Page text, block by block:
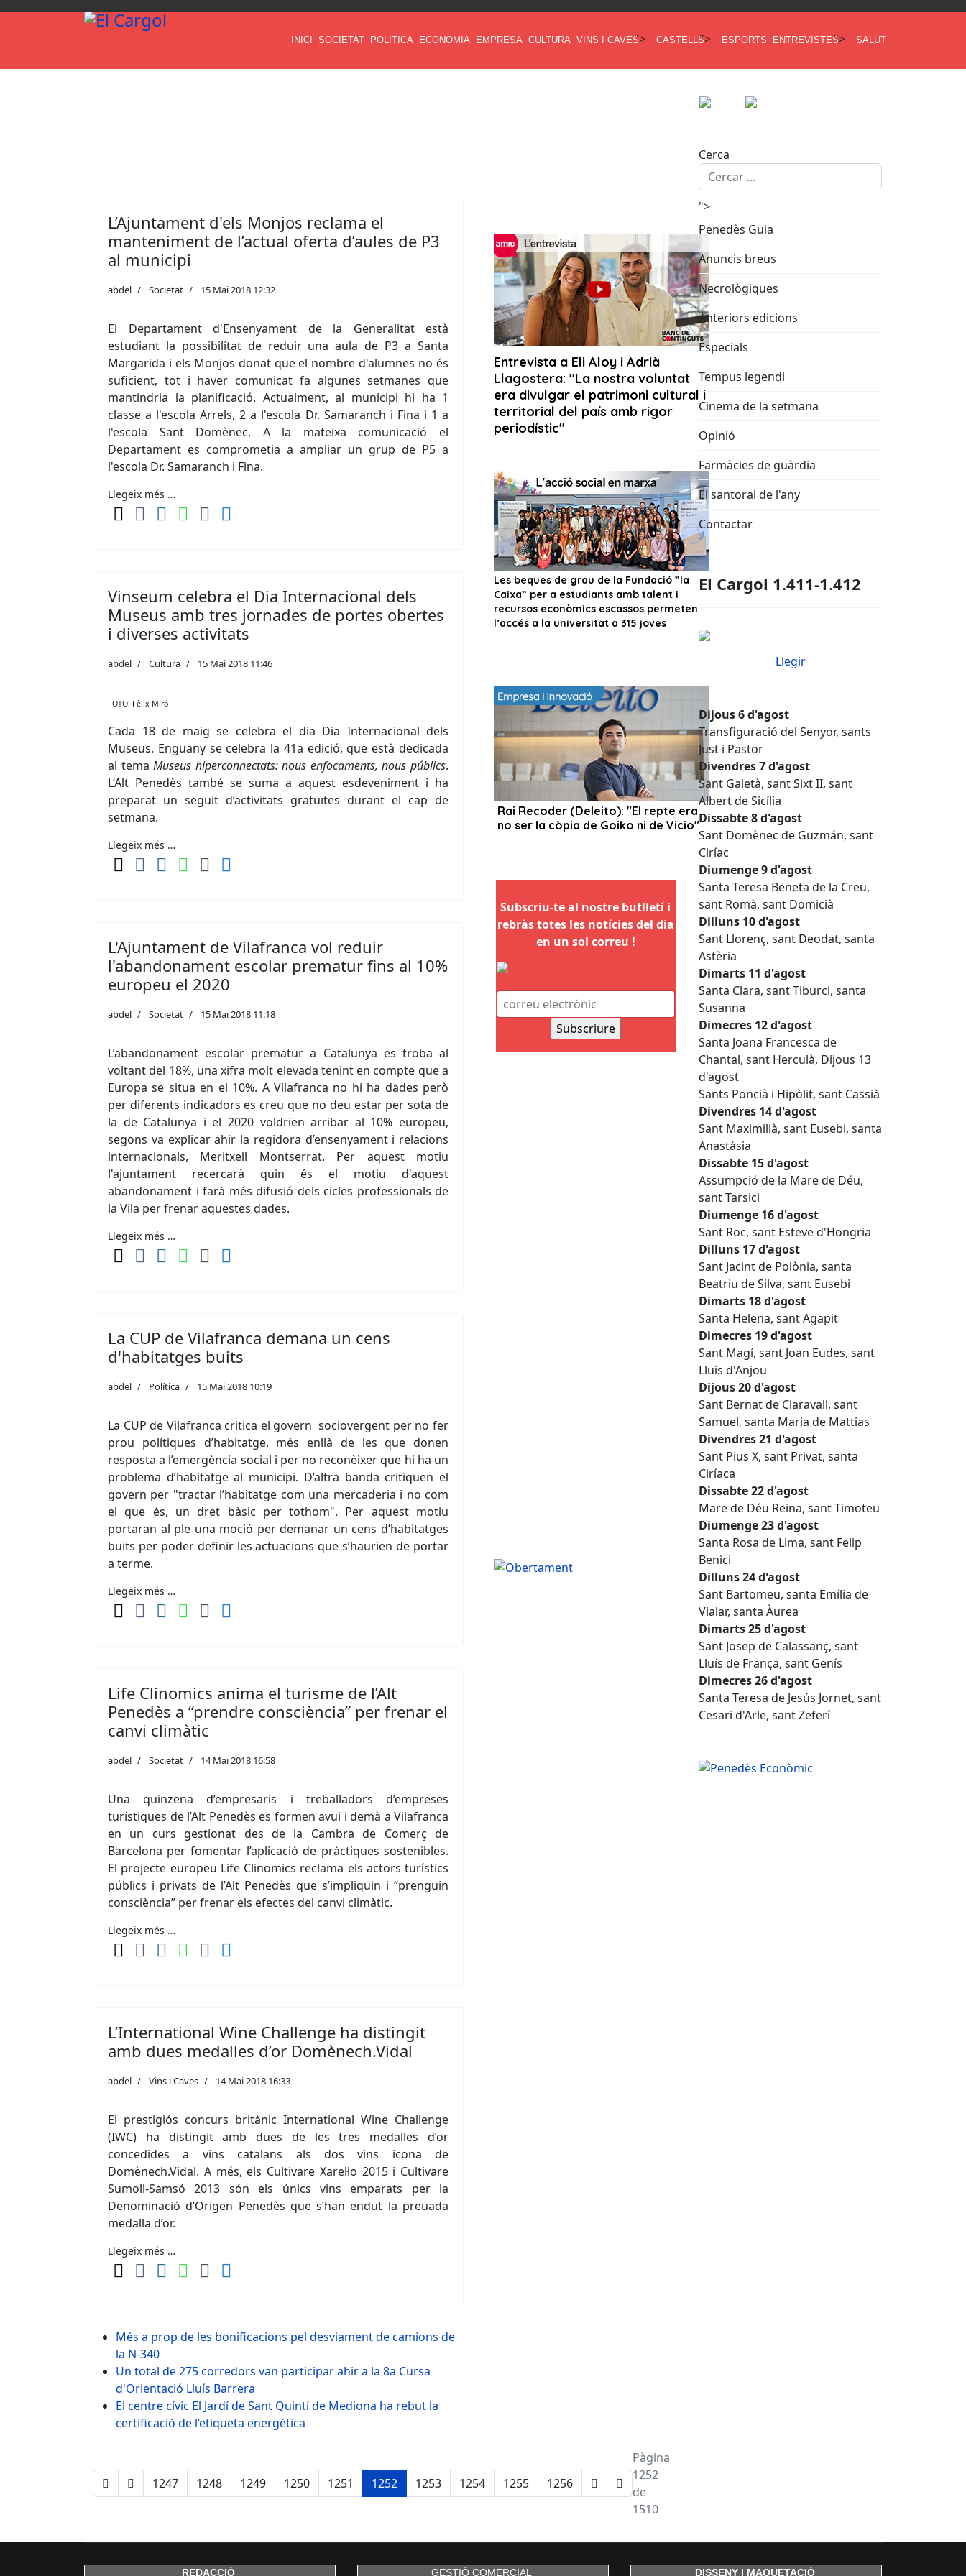
INICI SOCIETAT POLITICA ECONOMIA EMPRESA CULTURA VINS I CAVES"> CASTELLS"> ESPORTS ENTREVISTES"> SALUT
Cerca
L’Ajuntament d'els Monjos reclama el
manteniment de l’actual oferta d’aules de P3
al municipi
abdel Societat 15 Mai 2018 12:32
El Departament d'Ensenyament de la Generalitat està
estudiant la possibilitat de reduir una aula de P3 a Santa
Margarida i els Monjos donat que el nombre d'alumnes no és
suficient, tot i haver comunicat fa algunes setmanes que
mantindria la planificació. Actualment, al municipi hi ha 1
classe a l'escola Arrels, 2 a l'escola Dr. Samaranch i Fina i 1 a
l'escola Sant Domènec. A la mateixa comunicació el
Departament es comprometia a ampliar un grup de P5 a
l'escola Dr. Samaranch i Fina.
Llegeix més …
Vinseum celebra el Dia Internacional dels
Museus amb tres jornades de portes obertes
i diverses activitats
abdel Cultura 15 Mai 2018 11:46
FOTO: Fèlix Miró
Cada 18 de maig se celebra el dia Dia Internacional dels
Museus. Enguany se celebra la 41a edició, que està dedicada
al temaMuseus hiperconnectats: nous enfocaments, nous públics.
L’Alt Penedès també se suma a aquest esdeveniment i ha
preparat un seguit d’activitats gratuïtes durant el cap de
setmana.
Llegeix més …
L'Ajuntament de Vilafranca vol reduir
l'abandonament escolar prematur fins al 10%
europeu el 2020
abdel Societat 15 Mai 2018 11:18
L’abandonament escolar prematur a Catalunya es troba al
voltant del 18%, una xifra molt elevada tenint en compte que a
Europa se situa en el 10%. A Vilafranca no hi ha dades però
per diferents indicadors es creu que no deu estar per sota de
la de Catalunya i el 2020 voldrien arribar al 10% europeu,
segons va explicar ahir la regidora d’ensenyament i relacions
internacionals, Meritxell Montserrat. Per aquest motiu
l'ajuntament recercarà quin és el motiu d'aquest
abandonament i farà més difusió dels cicles professionals de
la Vila per frenar aquestes dades.
Llegeix més …
La CUP de Vilafranca demana un cens
d'habitatges buits
abdel Política 15 Mai 2018 10:19
La CUP de Vilafranca critica el govern sociovergent per no fer
prou polítiques d’habitatge, més enllà de les que donen
resposta a l’emergència social i per no reconèixer que hi ha un
problema d’habitatge al municipi. D’altra banda critiquen el
govern per "tractar l’habitatge com una mercaderia i no com
el que és, un dret bàsic per tothom". Per aquest motiu
portaran al ple una moció per demanar un cens d’habitatges
buits per poder definir les actuacions que s’haurien de portar
a terme.
Llegeix més …
Life Clinomics anima el turisme de l’Alt
Penedès a “prendre consciència” per frenar el
canvi climàtic
abdel Societat 14 Mai 2018 16:58
Una quinzena d’empresaris i treballadors d’empreses
turístiques de l’Alt Penedès es formen avui i demà a Vilafranca
en un curs gestionat des de la Cambra de Comerç de
Barcelona per fomentar l’aplicació de pràctiques sostenibles.
El projecte europeu Life Clinomics reclama els actors turístics
públics i privats de l’Alt Penedès que s’impliquin i “prenguin
consciència” per frenar els efectes del canvi climàtic.
Llegeix més …
L’International Wine Challenge ha distingit
amb dues medalles d’or Domènech.Vidal
abdel Vins i Caves 14 Mai 2018 16:33
El prestigiós concurs britànic International Wine Challenge
(IWC) ha distingit amb dues de les tres medalles d’or
concedides a vins catalans als dos vins icona de
Domènech.Vidal. A més, els Cultivare Xarel·lo 2015 i Cultivare
Sumoll-Samsó 2013 són els únics vins emparats per la
Denominació d’Origen Penedès que s’han endut la preuada
medalla d’or.
Llegeix més …
Més a prop de les bonificacions pel desviament de camions de
la N-340
Un total de 275 corredors van participar ahir a la 8a Cursa
d'Orientació Lluís Barrera
El centre cívic El Jardí de Sant Quintí de Mediona ha rebut la
certificació de l’etiqueta energètica
1247 1248 1249 1250 1251 1252 1253 1254 1255 1256
Pàgina
1252
de
1510
Subscriu-te al nostre butlletí i
rebràs totes les notícies del dia
en un sol correu !
">
Penedès Guia
Anuncis breus
Necrològiques
Anteriors edicions
Especials
Tempus legendi
Cinema de la setmana
Opinió
Farmàcies de guàrdia
El santoral de l'any
Contactar
El Cargol 1.411-1.412
Llegir
Dijous 6 d'agost
Transfiguració del Senyor, sants
Just i Pastor
Divendres 7 d'agost
Sant Gaietà, sant Sixt II, sant
Albert de Sicília
Dissabte 8 d'agost
Sant Domènec de Guzmán, sant
Ciríac
Diumenge 9 d'agost
Santa Teresa Beneta de la Creu,
sant Romà, sant Domicià
Dilluns 10 d'agost
Sant Llorenç, sant Deodat, santa
Astèria
Dimarts 11 d'agost
Santa Clara, sant Tiburci, santa
Susanna
Dimecres 12 d'agost
Santa Joana Francesca de
Chantal, sant Herculà, Dijous 13
d'agost
Sants Poncià i Hipòlit, sant Cassià
Divendres 14 d'agost
Sant Maximilià, sant Eusebi, santa
Anastàsia
Dissabte 15 d'agost
Assumpció de la Mare de Déu,
sant Tarsici
Diumenge 16 d'agost
Sant Roc, sant Esteve d'Hongria
Dilluns 17 d'agost
Sant Jacint de Polònia, santa
Beatriu de Silva, sant Eusebi
Dimarts 18 d'agost
Santa Helena, sant Agapit
Dimecres 19 d'agost
Sant Magí, sant Joan Eudes, sant
Lluís d'Anjou
Dijous 20 d'agost
Sant Bernat de Claravall, sant
Samuel, santa Maria de Mattias
Divendres 21 d'agost
Sant Pius X, sant Privat, santa
Ciríaca
Dissabte 22 d'agost
Mare de Déu Reina, sant Timoteu
Diumenge 23 d'agost
Santa Rosa de Lima, sant Felip
Benici
Dilluns 24 d'agost
Sant Bartomeu, santa Emília de
Vialar, santa Àurea
Dimarts 25 d'agost
Sant Josep de Calassanç, sant
Lluís de França, sant Genís
Dimecres 26 d'agost
Santa Teresa de Jesús Jornet, sant
Cesari d'Arle, sant Zeferí
REDACCIÓ GESTIÓ COMERCIAL DISSENY I MAQUETACIÓ